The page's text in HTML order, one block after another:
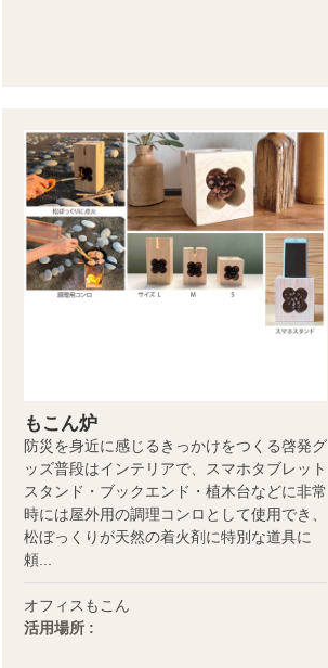
もこん炉
防災を身近に感じるきっかけをつくる啓発グ
ッズ普段はインテリアで、スマホタブレット
スタンド・ブックエンド・植木台などに非常
時には屋外用の調理コンロとして使用でき、
松ぼっくりが天然の着火剤に特別な道具に
頼...
オフィスもこん
活用場所 :